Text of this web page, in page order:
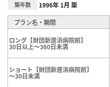
築年数 1996年 1月 築
プラン名・期間
ロング【財団新居浜病院前】
30日以上～360日未満
ショート【財団新居浜病院前】
～30日未満